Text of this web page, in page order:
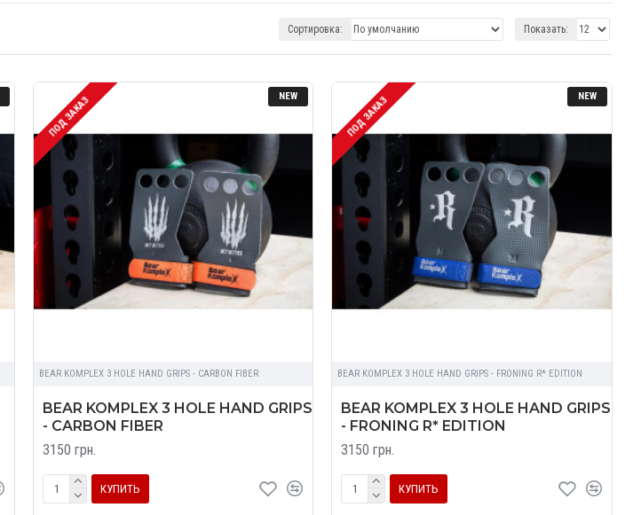
Сортировка: Показать:
NEW
ПОД ЗАКАЗ
BEAR KOMPLEX 3 HOLE HAND GRIPS - CARBON FIBER
BEAR KOMPLEX 3 HOLE HAND GRIPS
- CARBON FIBER
3150 грн.
КУПИТЬ
NEW
ПОД ЗАКАЗ
BEAR KOMPLEX 3 HOLE HAND GRIPS - FRONING R* EDITION
BEAR KOMPLEX 3 HOLE HAND GRIPS
- FRONING R* EDITION
3150 грн.
КУПИТЬ